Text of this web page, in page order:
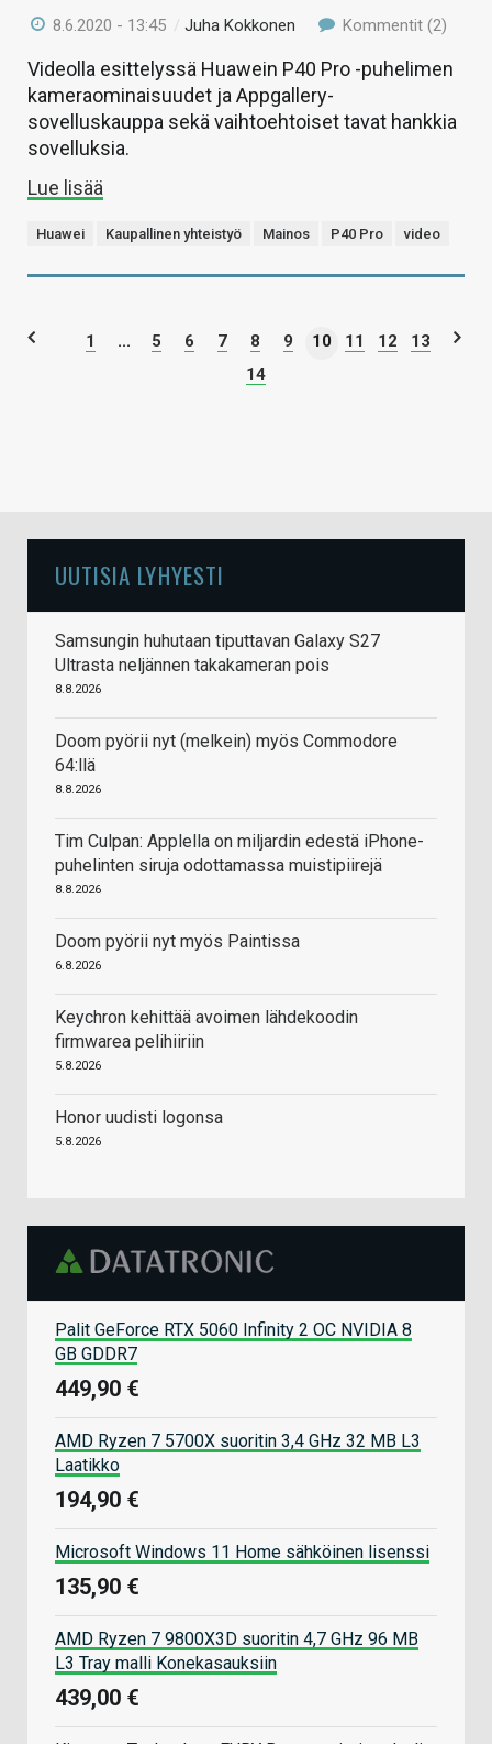
8.6.2020 - 13:45 /Juha Kokkonen Kommentit (2)
Videolla esittelyssä Huawein P40 Pro -puhelimen
kameraominaisuudet ja Appgallery-
sovelluskauppa sekä vaihtoehtoiset tavat hankkia
sovelluksia.
Lue lisää
Huawei Kaupallinen yhteistyö Mainos P40 Pro video
1 ... 5 6 7 8 9 10 11 12
13
14
UUTISIA LYHYESTI
Samsungin huhutaan tiputtavan Galaxy S27
Ultrasta neljännen takakameran pois
8.8.2026
Doom pyörii nyt (melkein) myös Commodore
64:llä
8.8.2026
Tim Culpan: Applella on miljardin edestä iPhone-
puhelinten siruja odottamassa muistipiirejä
8.8.2026
Doom pyörii nyt myös Paintissa
6.8.2026
Keychron kehittää avoimen lähdekoodin
firmwarea pelihiiriin
5.8.2026
Honor uudisti logonsa
5.8.2026
Palit GeForce RTX 5060 Infinity 2 OC NVIDIA 8
GB GDDR7
449,90 €
AMD Ryzen 7 5700X suoritin 3,4 GHz 32 MB L3
Laatikko
194,90 €
Microsoft Windows 11 Home sähköinen lisenssi
135,90 €
AMD Ryzen 7 9800X3D suoritin 4,7 GHz 96 MB
L3 Tray malli Konekasauksiin
439,00 €